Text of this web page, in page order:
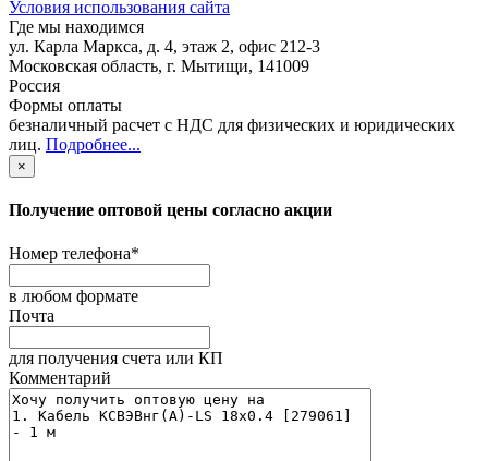
Условия использования сайта
Где мы находимся
ул. Карла Маркса, д. 4, этаж 2, офис 212-3
Московская область, г. Мытищи, 141009
Россия
Формы оплаты
безналичный расчет с НДС для физических и юридических
лиц. Подробнее...
×
Получение оптовой цены согласно акции
Номер телефона*
в любом формате
Почта
для получения счета или КП
Комментарий